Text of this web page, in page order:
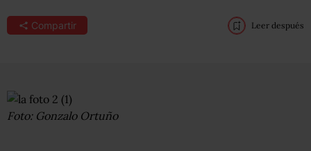
Compartir Leer después
Foto: Gonzalo Ortuño